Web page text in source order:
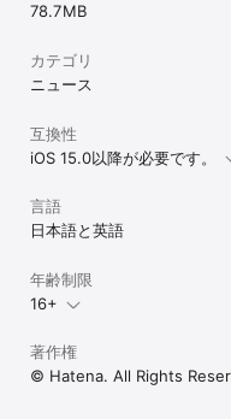
78.7 MB
カテゴリ
ニュース
互換性
iOS 15.0以降が必要です。
言語
日本語と英語
年齢制限
16+
著作権
© Hatena. All Rights